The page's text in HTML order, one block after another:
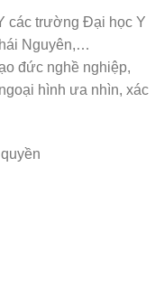
các trường Đại học Y
Nguyên,…
đức nghề nghiệp,
hình ưa nhìn, xác